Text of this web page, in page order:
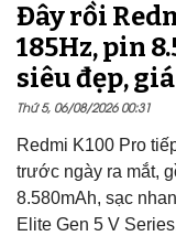
Đây rồi
185Hz, pin
siêu đẹp,
Thứ 5, 06/08/2026 00:31
Redmi K100 Pro
trước ngày ra mắt,
8.580mAh, sạc
Elite Gen 5 V